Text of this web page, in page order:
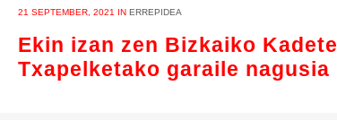
21 SEPTEMBER, 2021 IN ERREPIDEA
Ekin izan zen Bizkaiko Kadete
Txapelketako garaile nagusia